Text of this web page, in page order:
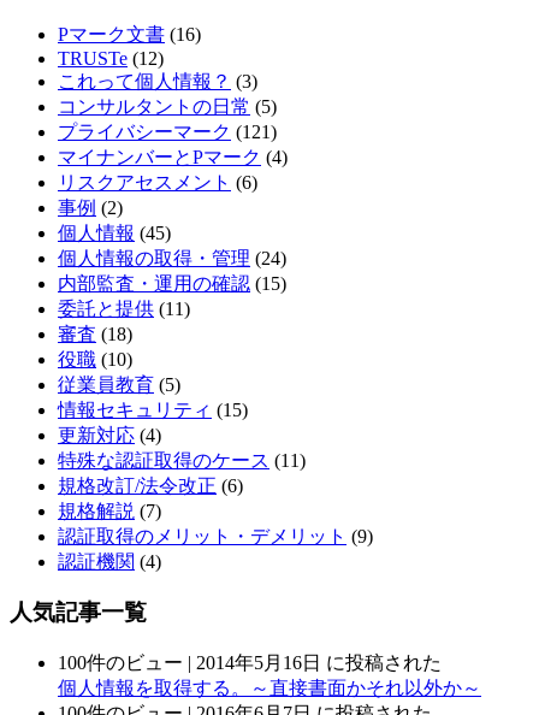
Pマーク文書 (16)
TRUSTe (12)
これって個人情報？ (3)
コンサルタントの日常 (5)
プライバシーマーク (121)
マイナンバーとPマーク (4)
リスクアセスメント (6)
事例 (2)
個人情報 (45)
個人情報の取得・管理 (24)
内部監査・運用の確認 (15)
委託と提供 (11)
審査 (18)
役職 (10)
従業員教育 (5)
情報セキュリティ (15)
更新対応 (4)
特殊な認証取得のケース (11)
規格改訂/法令改正 (6)
規格解説 (7)
認証取得のメリット・デメリット (9)
認証機関 (4)
人気記事一覧
100件のビュー | 2014年5月16日 に投稿された
個人情報を取得する。～直接書面かそれ以外か～